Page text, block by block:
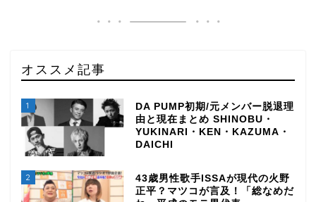
オススメ記事
1
DA PUMP初期/元メンバー脱退理
由と現在まとめ SHINOBU・
YUKINARI・KEN・KAZUMA・
DAICHI
2
43歳男性歌手ISSAが現代の火野
正平？マツコが言及！「総なめだ